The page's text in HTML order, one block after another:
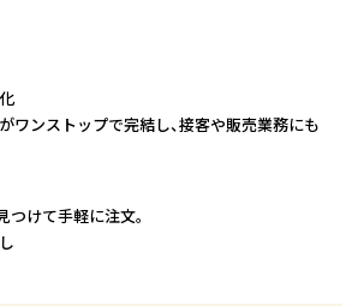
ワンストップで完結し、接客や販売業務にも
けて手軽に注文。